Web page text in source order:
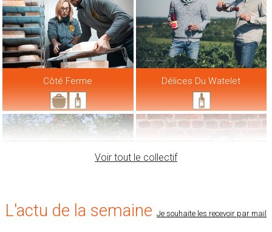
Côté Ferme Délices Du Watelet
Voir tout le collectif
L'actu de la semaine Je souhaite les recevoir par mail